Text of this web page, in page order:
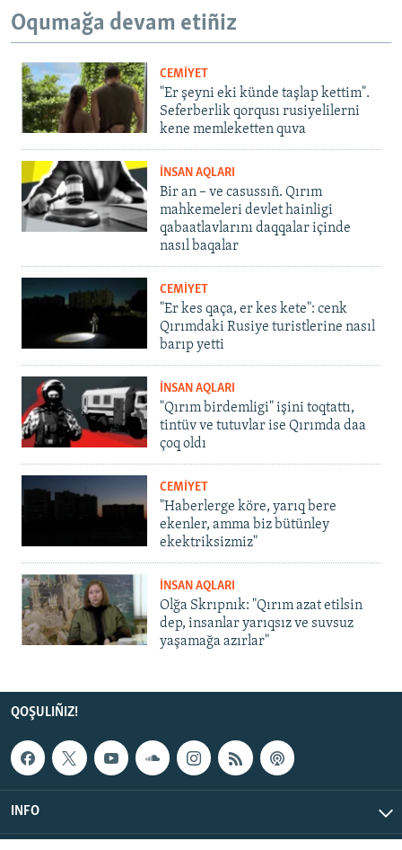
Oqumağa devam etiñiz
CEMİYET
"Er şeyni eki künde taşlap kettim".
Seferberlik qorqusı rusiyelilerni
kene memleketten quva
İNSAN AQLARI
Bir an – ve casussıñ. Qırım
mahkemeleri devlet hainligi
qabaatlavlarını daqqalar içinde
nasıl baqalar
CEMİYET
"Er kes qaça, er kes kete": cenk
Qırımdaki Rusiye turistlerine nasıl
barıp yetti
İNSAN AQLARI
"Qırım birdemligi" işini toqtattı,
tintüv ve tutuvlar ise Qırımda daa
çoq oldı
CEMİYET
"Haberlerge köre, yarıq bere
ekenler, amma biz bütünley
ekektriksizmiz"
İNSAN AQLARI
Olğa Skrıpnık: "Qırım azat etilsin
dep, insanlar yarıqsız ve suvsuz
yaşamağa azırlar"
QOŞULIÑIZ!
INFO